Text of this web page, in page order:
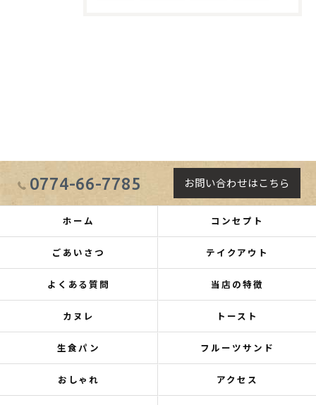
0774-66-7785 お問い合わせはこちら
ホーム コンセプト
ごあいさつ テイクアウト
よくある質問 当店の特徴
カヌレ トースト
生食パン フルーツサンド
おしゃれ アクセス